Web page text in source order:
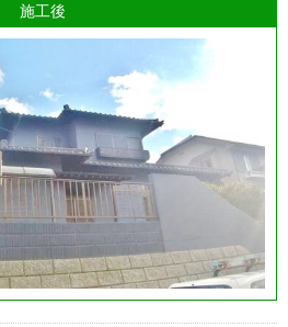
施工後